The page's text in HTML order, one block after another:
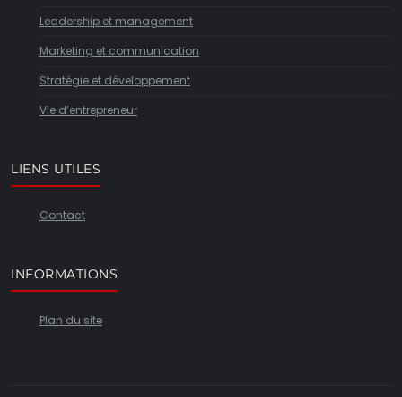
Leadership et management
Marketing et communication
Stratégie et développement
Vie d’entrepreneur
LIENS UTILES
Contact
INFORMATIONS
Plan du site